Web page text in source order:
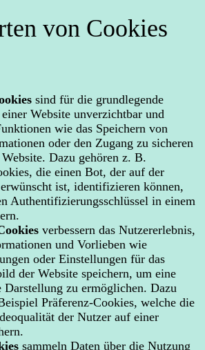
von Cookies
sind für die grundlegende
Website unverzichtbar und
wie das Speichern von
oder den Zugang zu sicheren
Dazu gehören z. B.
die einen Bot, der auf der
ist, identifizieren können,
Authentifizierungsschlüssel in einem
verbessern das Nutzererlebnis,
und Vorlieben wie
oder Einstellungen für das
der Website speichern, um eine
Darstellung zu ermöglichen. Dazu
Präferenz-Cookies, welche die
der Nutzer auf einer
sammeln Daten über die Nutzung